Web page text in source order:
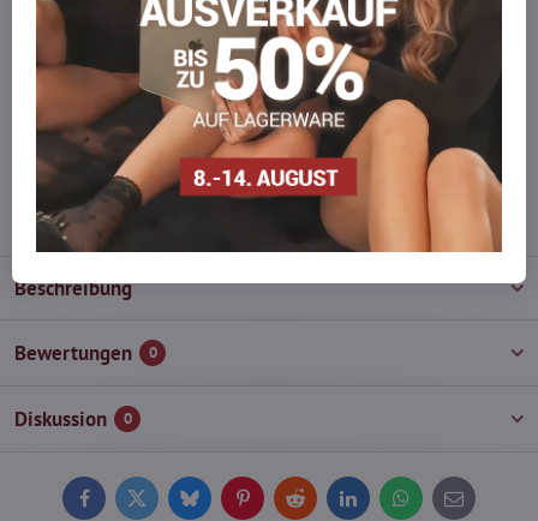
Möchten Sie mehr bestellen, als wir
auf Lager haben?
Zögern Sie nicht, uns zu kontaktieren, wir füllen die Ware für Sie
wieder auf!
info​@everlady​.eu
Beschreibung
Bewertungen 0
Diskussion 0
FacebookTwitterBlueskyPinterestReddit LinkedInWhatsApp
E-